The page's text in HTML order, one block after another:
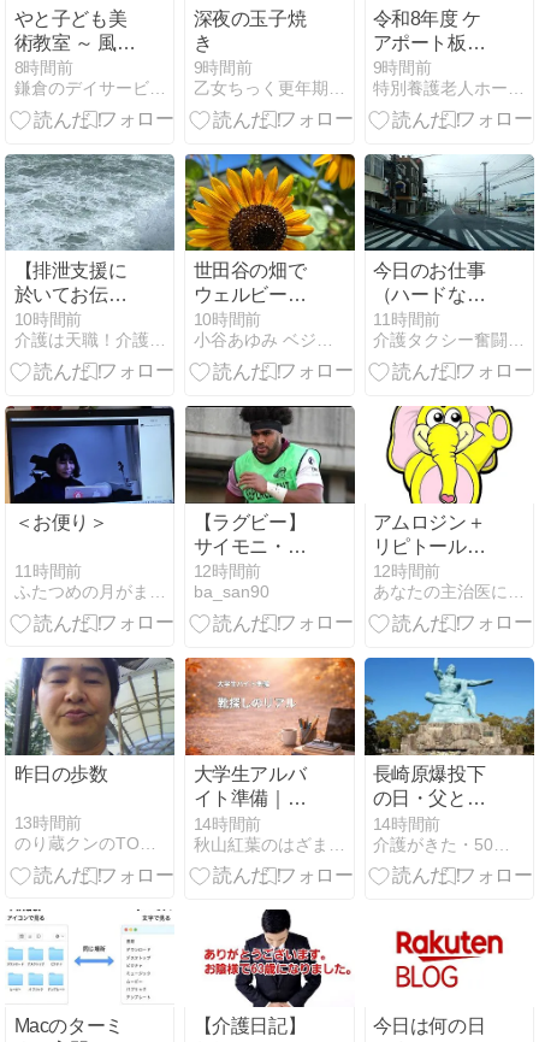
やと子ども美
術教室 ～ 風に
そよぐミニヒ
マワリを描く
～
8時間前
鎌倉のデイサービス「やと」のブログ
深夜の玉子焼
き
9時間前
乙女ちっく更年期後(成れの果て)
令和8年度 ケ
アポート板橋
地域向け納涼
祭開催！
9時間前
特別養護老人ホーム ケアポート板橋
【排泄支援に
於いてお伝え
したいこと】
10時間前
介護は天職！介護士が伝える日々を幸せに生きるためのヒント
世田谷の畑で
ウェルビーイ
ング！本当の
幸福論とは
10時間前
小谷あゆみ ベジアナの野菜畑チャンネル
今日のお仕事
（ハードな一
日）
11時間前
介護タクシー奮闘記と雑記帳
＜お便り＞
11時間前
【ラグビー】
サイモニ・ヴ
ニランギさん
(26)が急死
「熱中症で搬
キューデンヴ
ォルテクスで
練習中
12時間前
ba_san90
アムロジン＋
リピトールみ
たいな人が
12時間前
あなたの主治医になりたいです。
昨日の歩数
13時間前
大学生アルバ
イト準備｜ホ
テルのバンケ
ットバイトの
靴はいくら？
14時間前
長崎原爆投下
の日・父と
粛々と過ごす
日・定例の再
掲
14時間前
Macのターミ
【介護日記】
今日は何の日